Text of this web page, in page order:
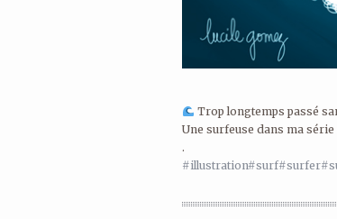
Trop longtemps passé
Une surfeuse dans ma
.
#illustration#surf#surfer